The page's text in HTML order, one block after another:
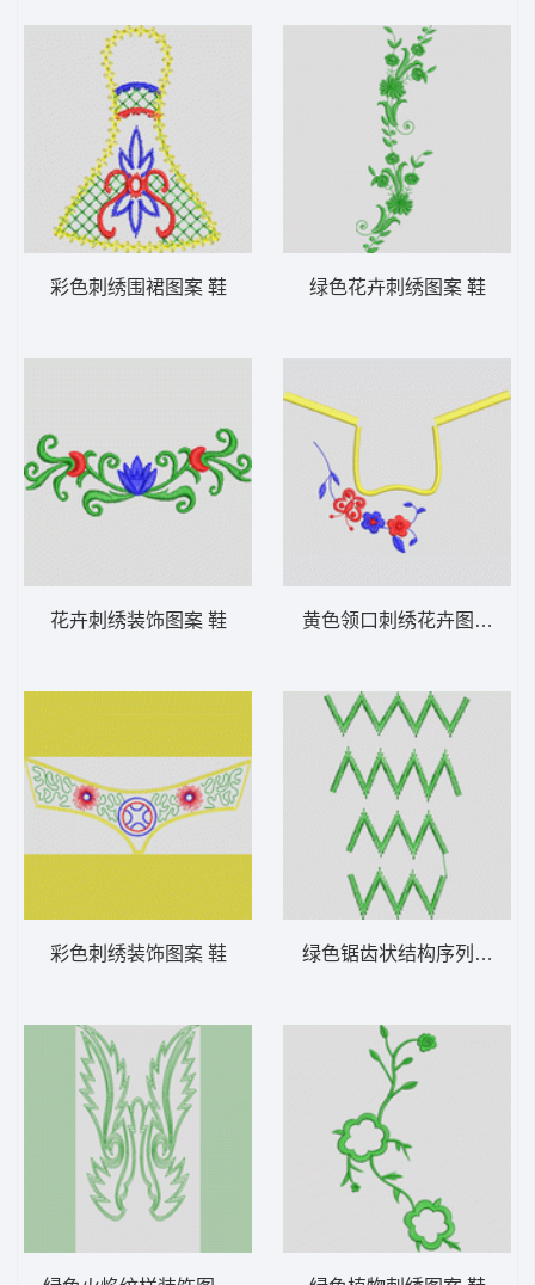
彩色刺绣围裙图案 鞋
花卉刺绣装饰图案 鞋
彩色刺绣装饰图案 鞋
绿色花卉刺绣图案 鞋
黄色领口刺绣花卉图案 鞋
绿色锯齿状结构序列 鞋